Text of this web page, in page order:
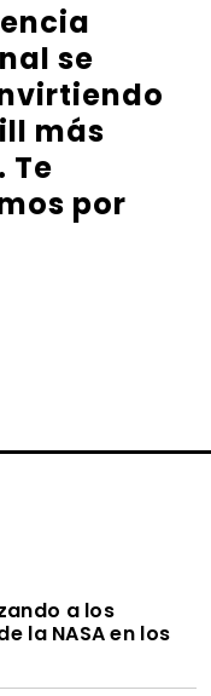
se
más
Te
por
a los
la NASA en los